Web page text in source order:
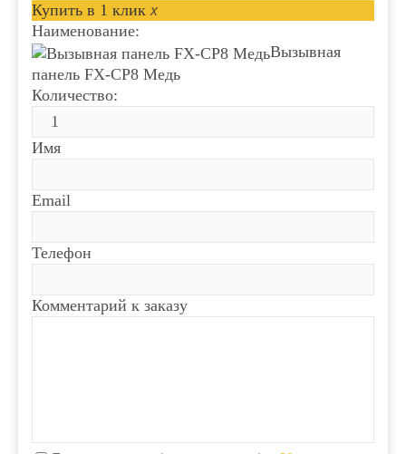
Купить в 1 клик x
Наименование:
Вызывная
панель FX-CP8 Медь
Количество:
Имя
Email
Телефон
Комментарий к заказу